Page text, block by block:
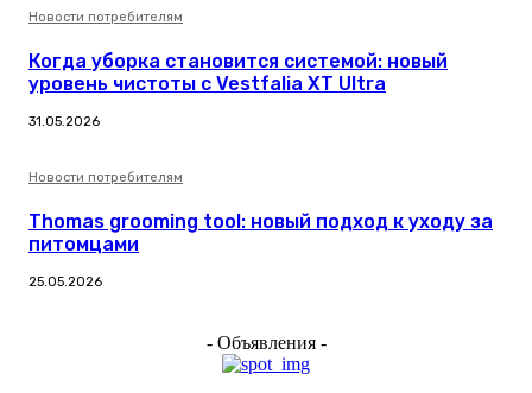
Новости потребителям
Когда уборка становится системой: новый
уровень чистоты с Vestfalia XT Ultra
31.05.2026
Новости потребителям
Thomas grooming tool: новый подход к уходу за
питомцами
25.05.2026
- Объявления -